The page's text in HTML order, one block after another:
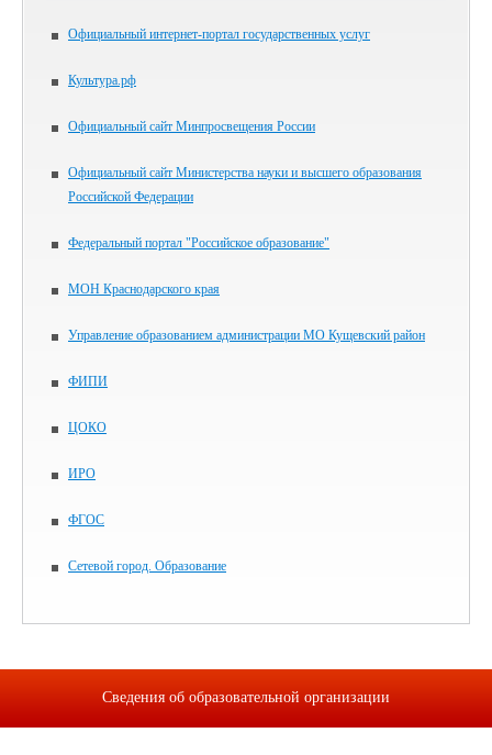
Официальный интернет-портал государственных услуг
Культура.рф
Официальный сайт Минпросвещения России
Официальный сайт Министерства науки и высшего образования
Российской Федерации
Федеральный портал "Российское образование"
МОН Краснодарского края
Управление образованием администрации МО Кущевский район
ФИПИ
ЦОКО
ИРО
ФГОС
Сетевой город. Образование
Сведения об образовательной организации